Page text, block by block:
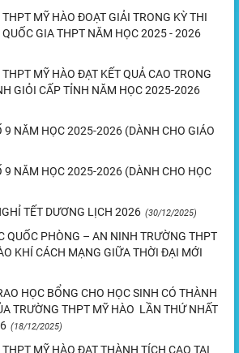
MỸ HÀO ĐOẠT GIẢI TRONG KỲ THI
GIA THPT NĂM HỌC 2025 - 2026
MỸ HÀO ĐẠT KẾT QUẢ CAO TRONG
GIỎI CẤP TỈNH NĂM HỌC 2025-2026
9 NĂM HỌC 2025-2026 (DÀNH CHO GIÁO
9 NĂM HỌC 2025-2026 (DÀNH CHO HỌC
TẾT DƯƠNG LỊCH 2026 (30/12/2025)
QUỐC PHÒNG – AN NINH TRƯỜNG THPT
KHÍ CÁCH MẠNG GIỮA THỜI ĐẠI MỚI
HỌC BỔNG CHO HỌC SINH CÓ THÀNH
TRƯỜNG THPT MỸ HÀO LẦN THỨ NHẤT
(18/12/2025)
MỸ HÀO ĐẠT THÀNH TÍCH CAO TẠI